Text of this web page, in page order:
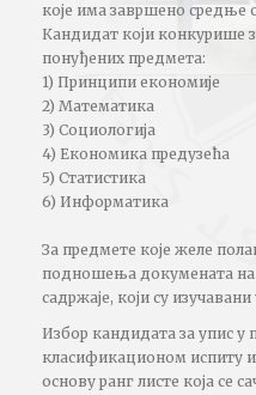
које има завршено
Кандидат који конкурише
понуђених предмета:
1) Принципи економије
2) Математика
3) Социологија
4) Економика предузећа
5) Статистика
6) Информатика
За предмете које желе
подношења докумената на
садржаје, који су
Избор кандидата за упис у
класификационом испиту
основу ранг листе која се